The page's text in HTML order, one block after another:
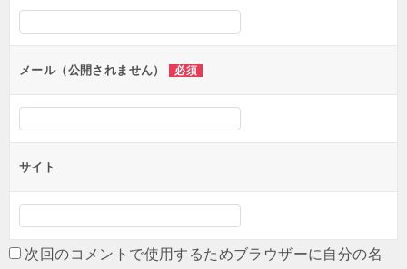
シ
ョ
ンメール（公開されません） 必須
サイト
次回のコメントで使用するためブラウザーに自分の名